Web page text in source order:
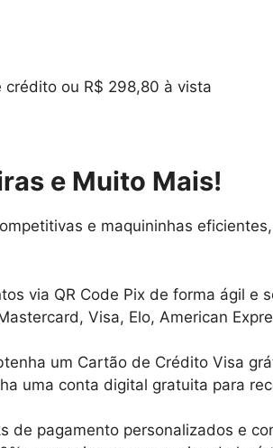
ou R$ 298,80 à vista
e Muito Mais!
e maquininhas
via QR Code Pix de forma ágil e
Visa, Elo, American
um Cartão de Crédito Visa
uma conta digital gratuita para
de pagamento personalizados e